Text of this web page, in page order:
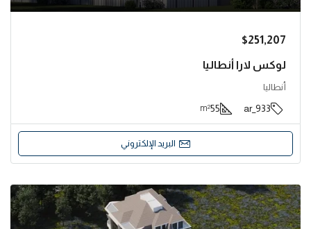
$251,207
لوكس لارا أنطاليا
أنطاليا
933_ar
55
m²
البريد الإلكتروني